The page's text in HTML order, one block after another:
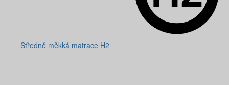
Středně měkká matrace H2